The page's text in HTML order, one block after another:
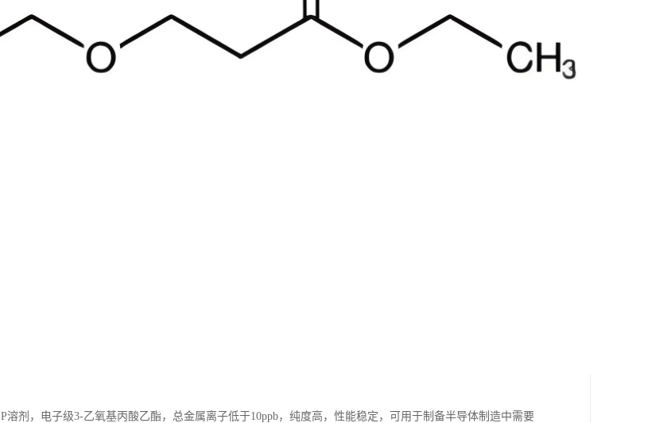
溶剂，电子级3-乙氧基丙酸乙酯，总金属离子低于10ppb，纯度高，性能稳定，可用于制备半导体制造中需要